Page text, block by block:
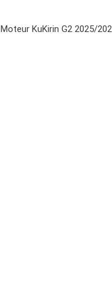
Moteur KuKirin G2 2025/